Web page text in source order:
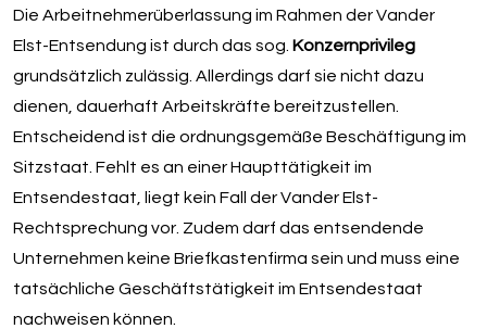
Die Arbeitnehmerüberlassung im Rahmen der Vander
Elst-Entsendung ist durch das sog. Konzernprivileg
grundsätzlich zulässig. Allerdings darf sie nicht dazu
dienen, dauerhaft Arbeitskräfte bereitzustellen.
Entscheidend ist die ordnungsgemäße Beschäftigung im
Sitzstaat. Fehlt es an einer Haupttätigkeit im
Entsendestaat, liegt kein Fall der Vander Elst-
Rechtsprechung vor. Zudem darf das entsendende
Unternehmen keine Briefkastenfirma sein und muss eine
tatsächliche Geschäftstätigkeit im Entsendestaat
nachweisen können.